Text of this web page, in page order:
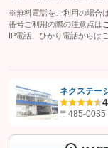
※無料電話をご利用の場合
番号ご利用の際の注意点は
IP電話、ひかり電話からは
【STEP1】認証画面でグ
ネクステー
〒485-0035